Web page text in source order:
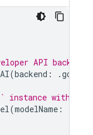
API backend
(backend : .
instance with a
(modelName :